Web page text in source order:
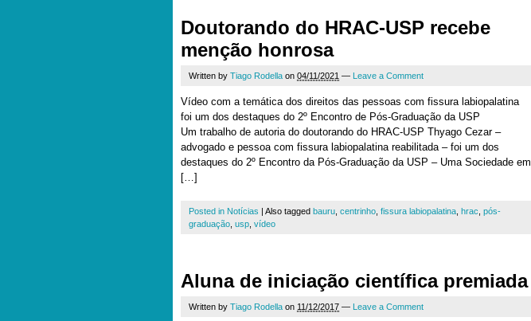
Doutorando do HRAC-USP recebe
menção honrosa
Written by Tiago Rodella on 04/11/2021 — Leave a Comment
Vídeo com a temática dos direitos das pessoas com fissura labiopalatina
foi um dos destaques do 2º Encontro de Pós-Graduação da USP
Um trabalho de autoria do doutorando do HRAC-USP Thyago Cezar –
advogado e pessoa com fissura labiopalatina reabilitada – foi um dos
destaques do 2º Encontro da Pós-Graduação da USP – Uma Sociedade em
[…]
Posted in Notícias | Also tagged bauru centrinho fissura labiopalatina hrac pós-
graduação usp vídeo
Aluna de iniciação científica premiada
Written by Tiago Rodella on 11/12/2017 — Leave a Comment